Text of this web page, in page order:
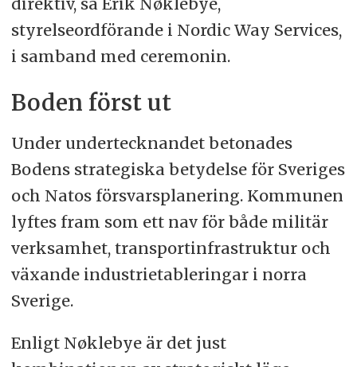
styrelseordförande i Nordic Way Services,
i samband med ceremonin.
Boden först ut
Under undertecknandet betonades
Bodens strategiska betydelse för Sveriges
och Natos försvarsplanering. Kommunen
lyftes fram som ett nav för både militär
verksamhet, transportinfrastruktur och
växande industrietableringar i norra
Sverige.
Enligt Nøklebye är det just